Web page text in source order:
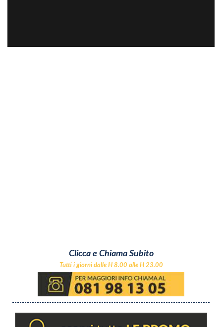
Clicca e Chiama Subito
Tutti i giorni dalle H 8.00 alle H 23.00